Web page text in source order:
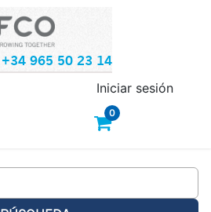
+34 965 50 23 14
0
Iniciar sesión